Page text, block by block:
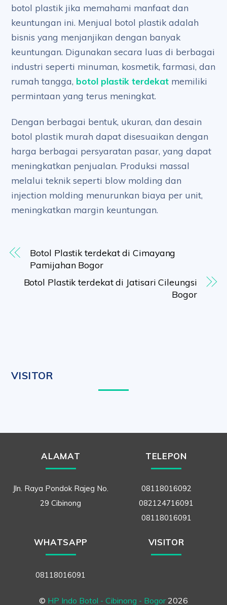
botol plastik jika memahami manfaat dan
keuntungan ini. Menjual botol plastik adalah
bisnis yang menjanjikan dengan banyak
keuntungan. Digunakan secara luas di berbagai
industri seperti minuman, kosmetik, farmasi, dan
rumah tangga, botol plastik terdekat memiliki
permintaan yang terus meningkat.
Dengan berbagai bentuk, ukuran, dan desain
botol plastik murah dapat disesuaikan dengan
harga berbagai persyaratan pasar, yang dapat
meningkatkan penjualan. Produksi massal
melalui teknik seperti blow molding dan
injection molding menurunkan biaya per unit,
meningkatkan margin keuntungan.
Botol Plastik terdekat di Cimayang
Pamijahan Bogor
Botol Plastik terdekat di Jatisari Cileungsi
Bogor
VISITOR
ALAMAT
Jln. Raya Pondok Rajeg No.
29 Cibinong
TELEPON
08118016092
082124716091
08118016091
WHATSAPP
08118016091
VISITOR
© HP Indo Botol - Cibinong - Bogor2026